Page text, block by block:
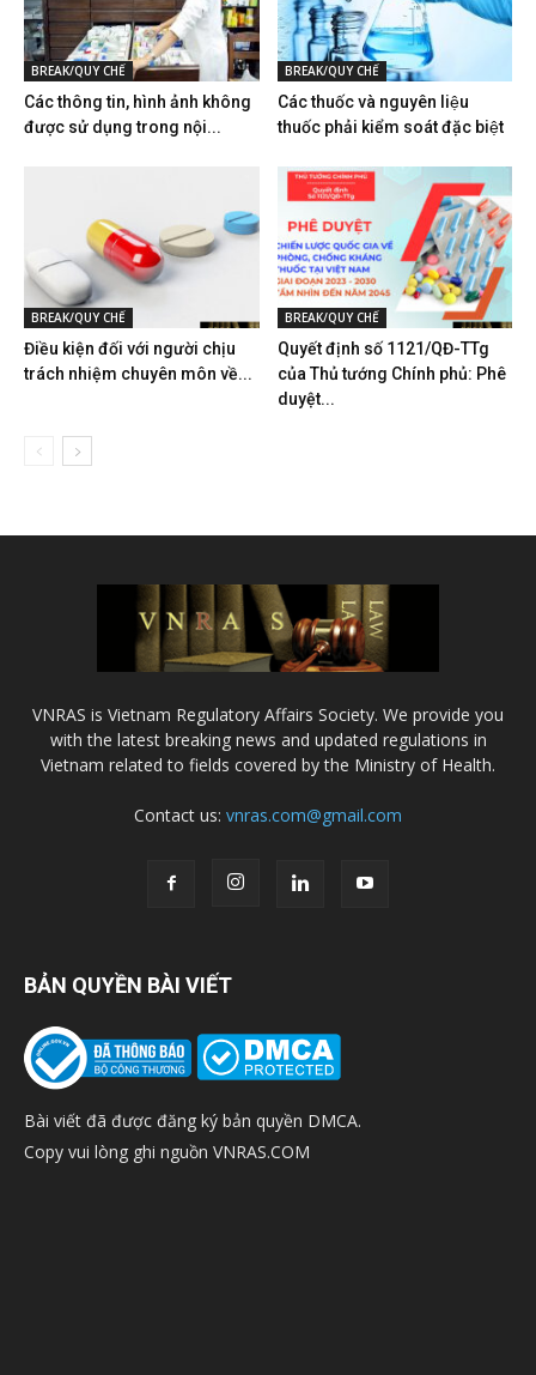
BREAK/QUY CHẾ
Các thông tin, hình ảnh không
được sử dụng trong nội...
BREAK/QUY CHẾ
Các thuốc và nguyên liệu
thuốc phải kiểm soát đặc biệt
BREAK/QUY CHẾ
Điều kiện đối với người chịu
trách nhiệm chuyên môn về...
BREAK/QUY CHẾ
Quyết định số 1121/QĐ-TTg
của Thủ tướng Chính phủ: Phê
duyệt...
VNRAS is Vietnam Regulatory Affairs Society. We provide you
with the latest breaking news and updated regulations in
Vietnam related to fields covered by the Ministry of Health.
Contact us: vnras.com@gmail.com
BẢN QUYỀN BÀI VIẾT
Bài viết đã được đăng ký bản quyền DMCA.
Copy vui lòng ghi nguồn VNRAS.COM